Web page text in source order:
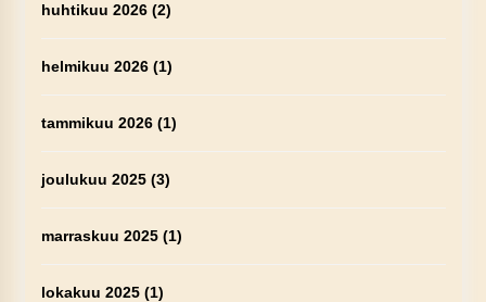
huhtikuu 2026(2)
helmikuu 2026(1)
tammikuu 2026(1)
joulukuu 2025(3)
marraskuu 2025(1)
lokakuu 2025(1)